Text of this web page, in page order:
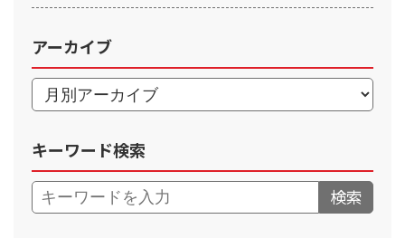
アーカイブ
キーワード検索
検索